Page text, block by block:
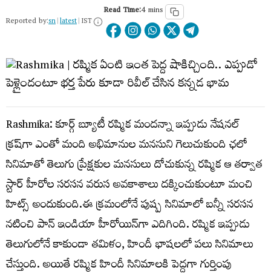
Reported by:sn|latest|IST
Read Time:4 mins
Rashmika: కూర్గ్ బ్యూటీ ర‌ష్మిక మందన్నా ఇప్పుడు నేష‌న‌ల్
క్ర‌ష్‌గా ఎంతో మంది అభిమానుల మ‌న‌సుని గెలుచుకుంది ఛ‌లో
సినిమాతో తెలుగు ప్రేక్ష‌కుల మ‌న‌సులు దోచుకున్న ర‌ష్మిక ఆ త‌ర్వాత
స్టార్ హీరోల స‌ర‌స‌న వ‌రుస అవ‌కాశాలు ద‌క్కించుకుంటూ మంచి
హిట్స్ అందుకుంది.ఈ క్ర‌మంలోనే పుష్ప సినిమాలో బ‌న్నీ స‌ర‌స‌న
న‌టించి పాన్ ఇండియా హీరోయిన్‌గా ఎదిగింది. ర‌ష్మిక ఇప్పుడు
తెలుగులోనే కాకుండా త‌మిళం, హిందీ భాష‌ల‌లో ప‌లు సినిమాలు
చేస్తుంది. అయితే ర‌ష్మిక హిందీ సినిమాల‌కి పెద్ద‌గా గుర్తింపు